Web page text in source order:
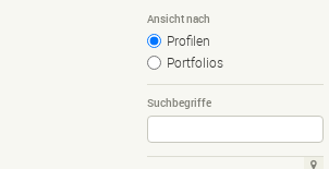
Ansicht nach
Profilen
Portfolios
Suchbegriffe